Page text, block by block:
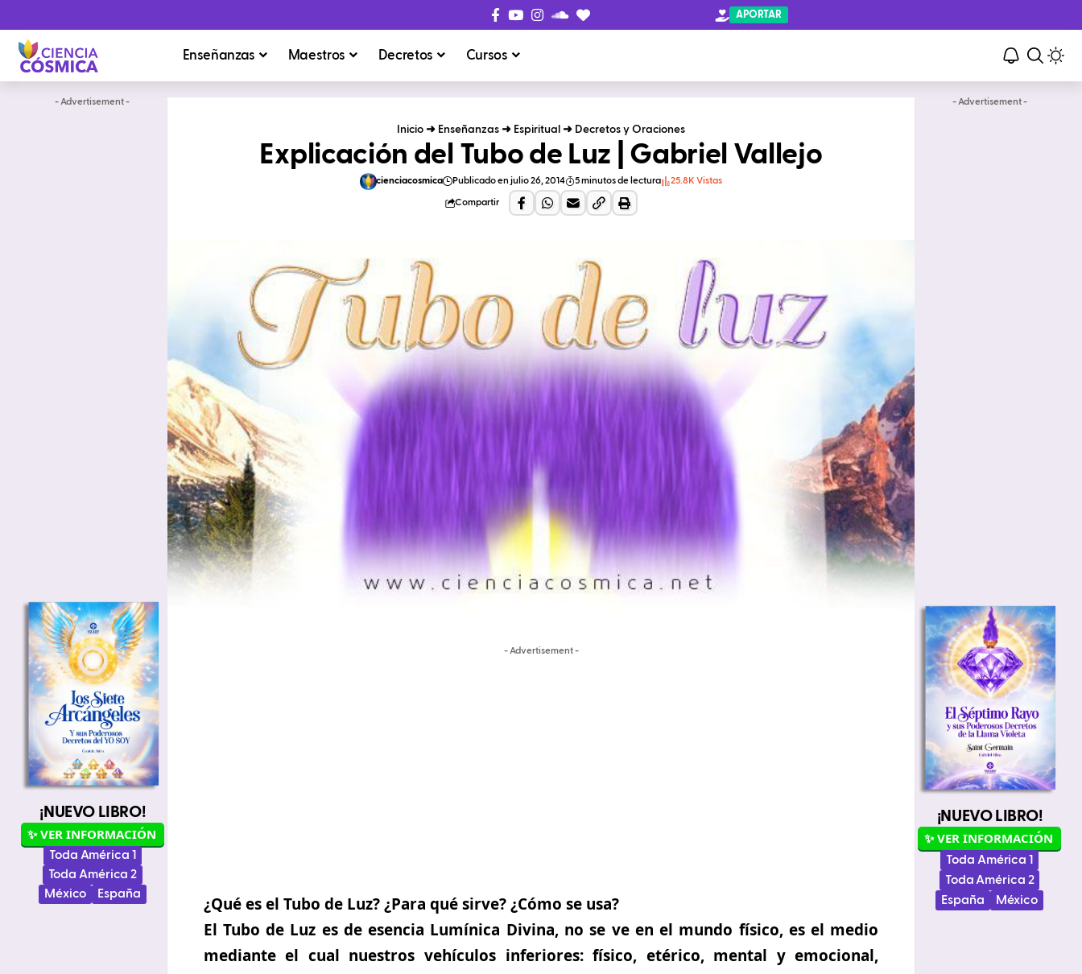
APORTAR
Enseñanzas Maestros Decretos Cursos
- Advertisement -
¡NUEVO LIBRO!
✨ VER INFORMACIÓN
Toda América 1
Toda América 2
México
España
Inicio ➜ Enseñanzas ➜ Espiritual ➜ Decretos y Oraciones
Explicación del Tubo de Luz | Gabriel Vallejo
cienciacosmica Publicado en julio 26, 2014 5 minutos de lectura 25.8K Vistas
Compartir
- Advertisement -
¿Qué es el Tubo de Luz? ¿Para qué sirve? ¿Cómo se usa?
El Tubo de Luz es de esencia Lumínica Divina, no se ve en el mundo físico, es el medio
mediante el cual nuestros vehículos inferiores: físico, etérico, mental y emocional,
- Advertisement -
¡NUEVO LIBRO!
✨ VER INFORMACIÓN
Toda América 1
Toda América 2
España
México